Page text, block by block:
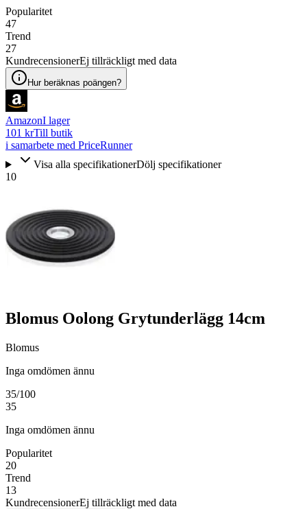
Popularitet
47
Trend
27
KundrecensionerEj tillräckligt med data
Hur beräknas poängen?
AmazonI lager
101 krTill butik
i samarbete med PriceRunner
Visa alla specifikationerDölj specifikationer
10
Blomus Oolong Grytunderlägg 14cm
Blomus
Inga omdömen ännu
35/100
35
Inga omdömen ännu
Popularitet
20
Trend
13
KundrecensionerEj tillräckligt med data